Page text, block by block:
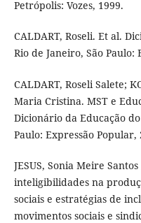
Petrópolis: Vozes, 1999.
CALDART, Roseli. Et al.
Rio de Janeiro, São Paulo:
CALDART, Roseli Salete;
Maria Cristina. MST e
Dicionário da Educação
Paulo: Expressão Popular,
JESUS, Sonia Meire
inteligibilidades na
sociais e estratégias de
movimentos sociais e